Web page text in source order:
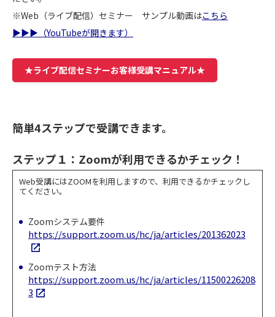
※Web（ライブ配信）セミナー サンプル動画はこちら
▶▶▶（YouTubeが開きます）
★ライブ配信セミナーお客様受講マニュアル★
簡単4ステップで受講できます。
ステップ１：Zoomが利用できるかチェック！
Web受講にはZOOMを利用しますので、利用できるかチェックし
てください。
Zoomシステム要件
https://support.zoom.us/hc/ja/articles/201362023
Zoomテスト方法
https://support.zoom.us/hc/ja/articles/11500226208
3